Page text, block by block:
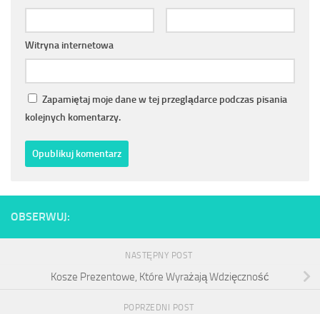
Witryna internetowa
Zapamiętaj moje dane w tej przeglądarce podczas pisania
kolejnych komentarzy.
OBSERWUJ:
NASTĘPNY POST
Kosze Prezentowe, Które Wyrażają Wdzięczność
POPRZEDNI POST